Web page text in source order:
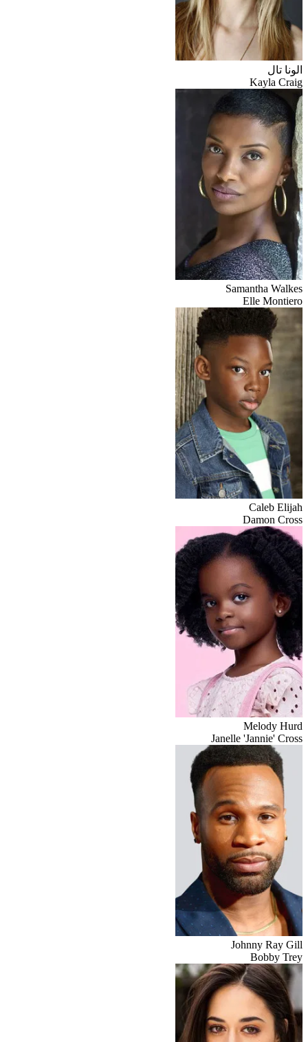
الونا تال
Kayla Craig
Samantha Walkes
Elle Montiero
Caleb Elijah
Damon Cross
Melody Hurd
Janelle 'Jannie' Cross
Johnny Ray Gill
Bobby Trey